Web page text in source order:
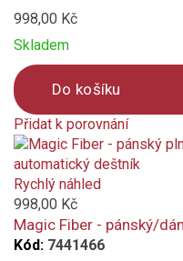
fialová
růžová
oranžová světle
tmavě šedá
světle šedá
černá
998,00 Kč
Skladem
Do košíku
Přidat k porovnání
Product
is
added
to
compare
Rychlý náhled
998,00 Kč
Magic Fiber - pánský/
Kód: 7441466